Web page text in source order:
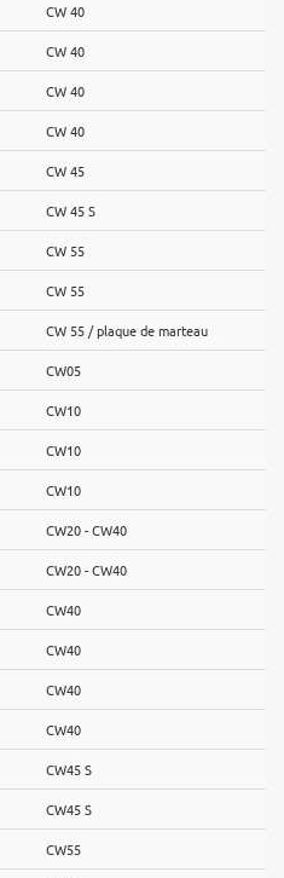
CW 40
CW 40
CW 40
CW 40
CW 45
CW 45 S
CW 55
CW 55
CW 55 / plaque de marteau
CW05
CW10
CW10
CW10
CW20 - CW40
CW20 - CW40
CW40
CW40
CW40
CW40
CW45 S
CW45 S
CW55